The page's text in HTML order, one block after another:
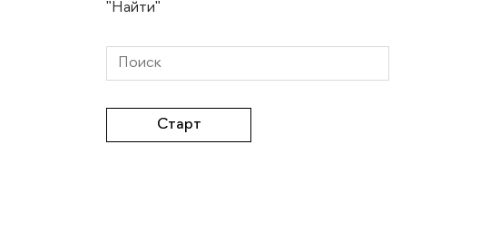
"Найти"